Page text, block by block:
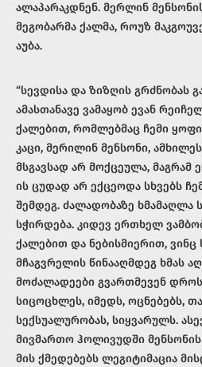
ალაპარაკდნენ. მერლინ
მეგობარმა ქალმა, როუზ
აუბა.
“სევდისა და ზიზღის გრძნობას
ამასთანავე ვამაყობ ევან
ქალებით, რომლებმაც ჩემი
კაცი, მერილინ მენსონი,
მსგავსად არ მოქცეულა, მაგრამ
ის ცუდად არ ექცეოდა სხვებს
შემდეგ. ძალადობაზე ხმამაღლა
სჭირდება. კიდევ ერთხელ
ქალებით და ნებისმიერით, ვინც
მჩაგვრელის წინააღმდეგ ხმას
მოძალადეები გვართმევენ
სიცოცხლეს, იმედს, ოცნებებს,
სექსუალურობას, სიყვარულს.
მივმართო ჰოლივუდში
მის ქმედებებს ლეგიტიმაცია